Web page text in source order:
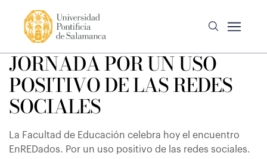
JORNADA POR UN USO
POSITIVO DE LAS REDES
SOCIALES
La Facultad de Educación celebra hoy el encuentro
EnREDados. Por un uso positivo de las redes sociales.